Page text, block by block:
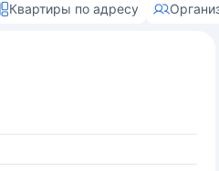
Квартиры по адресу